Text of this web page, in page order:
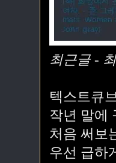
최근글 -
텍스트큐
작년 말에
처음 써보
우선 급하